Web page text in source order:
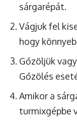
sárgarépát.
Vágjuk fel
hogy
Gőzöljük
Gőzölés
Amikor a
turmixgépbe